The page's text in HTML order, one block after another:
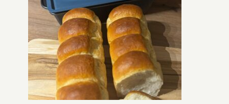
Toast Brilliance Antihaft-
Kastenformen Set